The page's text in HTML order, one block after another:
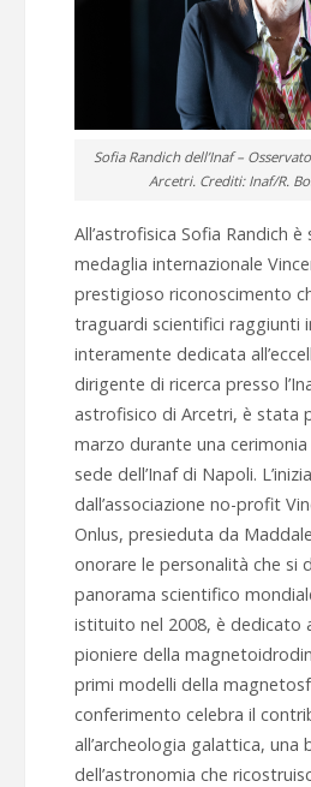
Sofia Randich dell’Inaf –
Arcetri. Crediti: Inaf/R.
All’astrofisica Sofia Randich
medaglia internazionale
prestigioso riconoscimento
traguardi scientifici raggiunti
interamente dedicata
dirigente di ricerca presso
astrofisico di Arcetri, è stata
marzo durante una
sede dell’Inaf di Napoli.
dall’associazione no-profit
Onlus, presieduta da
onorare le personalità che si
panorama scientifico
istituito nel 2008, è dedicato
pioniere della
primi modelli della
conferimento celebra il
all’archeologia galattica, una
dell’astronomia che